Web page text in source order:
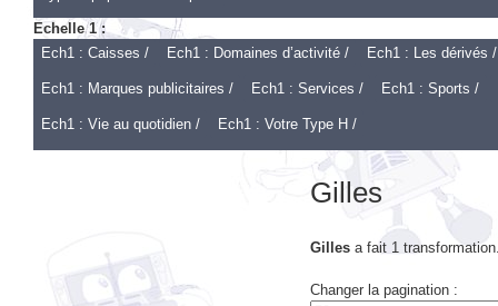
Echelle 1 :
Ech1 : Caisses /
Ech1 : Domaines d’activité / Ech1 : Les dérivés /
Ech1 : Marques publicitaires / Ech1 : Services / Ech1 : Sports /
Ech1 : Vie au quotidien / Ech1 : Votre Type H /
Gilles
Gilles a fait 1
Changer la pagination :